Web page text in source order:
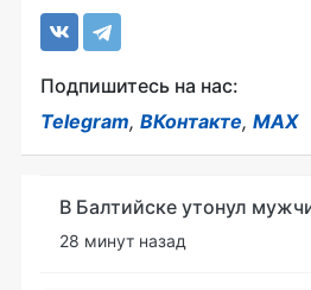
Подпишитесь на нас:
Telegram, ВКонтакте, MAX
В Балтийске утонул
28 минут назад